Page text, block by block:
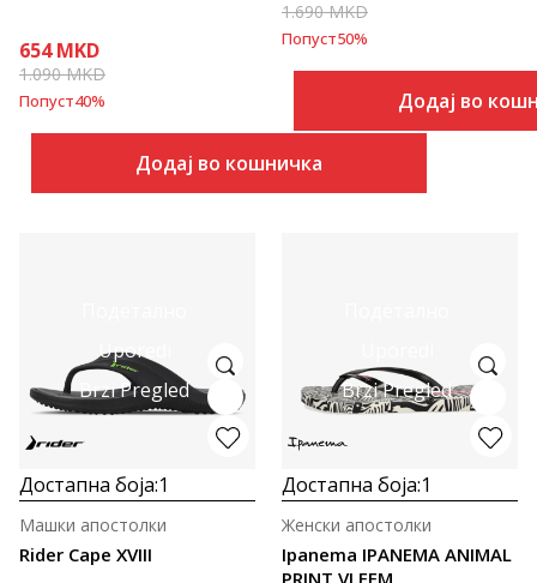
654 MKD
1.090MKD
Попуст40%
Додај во кошничка
1.690MKD
Попуст50%
Додај во
Uporedi
Brzi Pregled
Достапна боја:1
Rider Cape XVIII
Машки апостолки
Brzi Pregled
Достапна боја:1
Ipanema IPANEMA ANIMAL
PRINT VI FEM
Женски апостолки